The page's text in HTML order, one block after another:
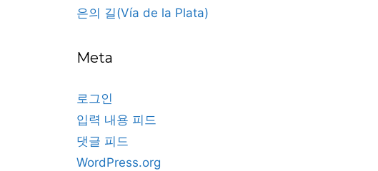
은의 길(Vía de la Plata)
Meta
로그인
입력 내용 피드
댓글 피드
WordPress.org